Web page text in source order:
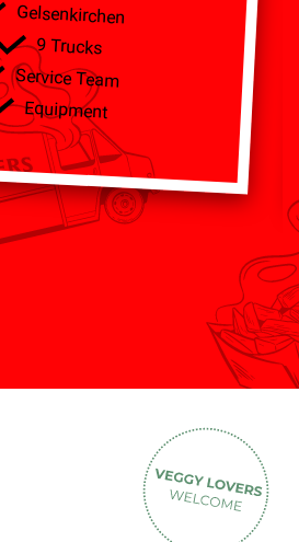
Gelsenkirchen
9 Trucks
Service Team
Equipment